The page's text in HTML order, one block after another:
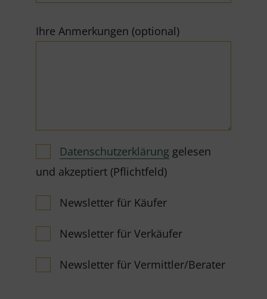
Ihre Anmerkungen (optional)
Datenschutzerklärung gelesen
und akzeptiert (Pflichtfeld)
Newsletter für Käufer
Newsletter für Verkäufer
Newsletter für Vermittler/Berater